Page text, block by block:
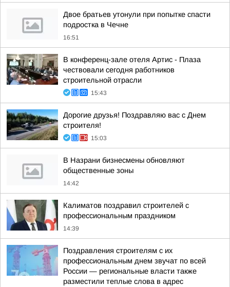
Двое братьев утонули при попытке спасти
подростка в Чечне
16:51
В конференц-зале отеля Артис - Плаза
чествовали сегодня работников
строительной отрасли
15:43
Дорогие друзья! Поздравляю вас с Днем
строителя!
15:03
В Назрани бизнесмены обновляют
общественные зоны
14:42
Калиматов поздравил строителей с
профессиональным праздником
14:39
Поздравления строителям с их
профессиональным днем звучат по всей
России — региональные власти также
разместили теплые слова в адрес